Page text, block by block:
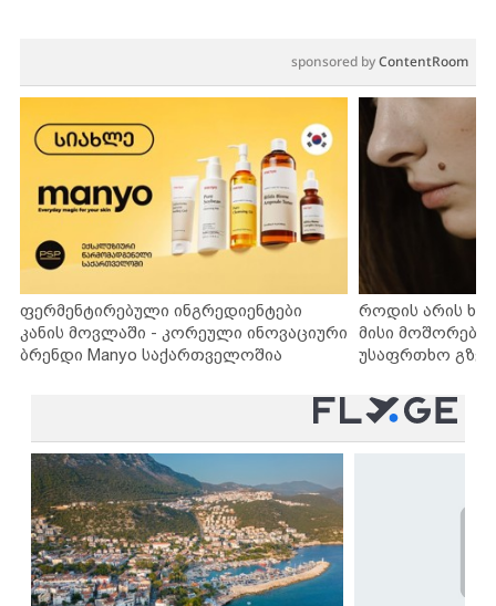
sponsored byContentRoom
ფერმენტირებული ინგრედიენტები
კანის მოვლაში - კორეული ინოვაციური
ბრენდი Manyo საქართველოშია
როდის არის
მისი
უსაფრთხო